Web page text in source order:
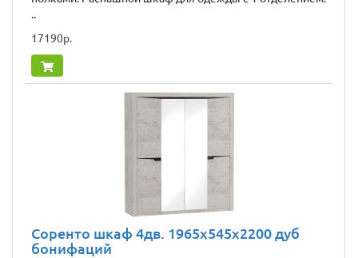
..
17190р.
Соренто шкаф 4дв. 1965x545x2200 дуб
бонифаций